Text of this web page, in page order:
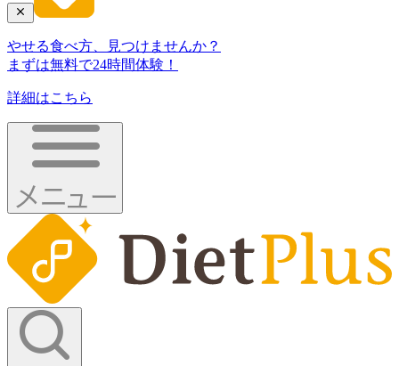
やせる食べ方、見つけませんか？
まずは無料で24時間体験！
詳細はこちら